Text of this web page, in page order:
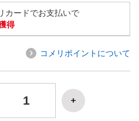
カードでお支払いで
得
コメリポイントについて